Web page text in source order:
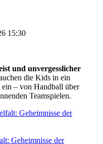
15:30
und unvergesslicher
die Kids in ein
ein – von Handball über
Teamspielen.
Geheimnisse der